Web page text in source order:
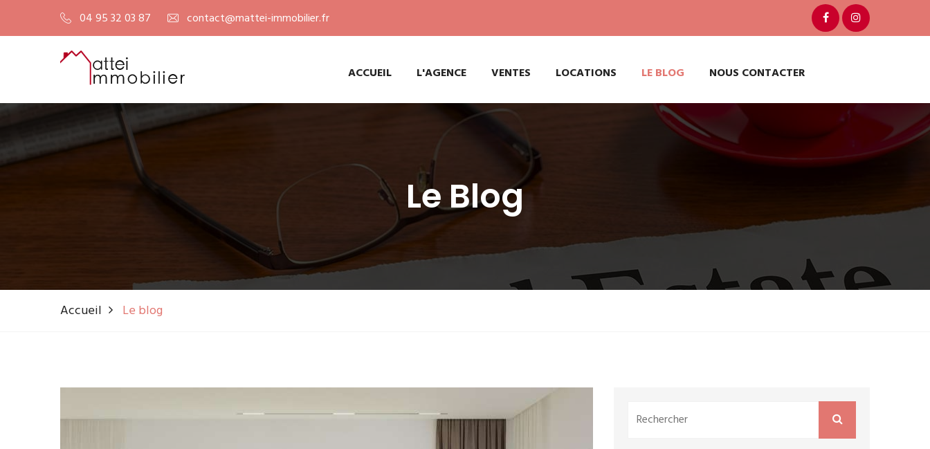
04 95 32 03 87 contact@mattei-immobilier.fr
ACCUEIL L'AGENCE VENTES LOCATIONS LE BLOG NOUS CONTACTER
Le Blog
Accueil Le blog